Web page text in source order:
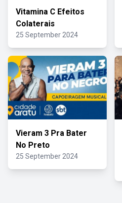
Vitamina C Efeitos
Colaterais
25 September 2024
Vieram 3 Pra Bater
No Preto
25 September 2024